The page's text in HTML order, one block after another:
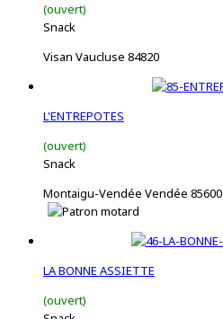
(ouvert)
Snack
Visan Vaucluse 84820
L'ENTREPOTES
(ouvert)
Snack
Montaigu-Vendée Vendée 85600
LA BONNE ASSIETTE
(ouvert)